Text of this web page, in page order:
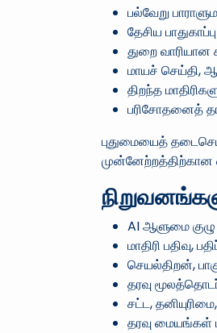
பல்வேறு
தேசிய
துறை
மாயச் செய்தி,
திறந்த
பரிசோதனைத்
புதுமையைத்
AI ஆளுமை
மாதிரி பதிவு,
செயல்திறன்,
தரவு
சட்ட,
தரவு மையங்கள்